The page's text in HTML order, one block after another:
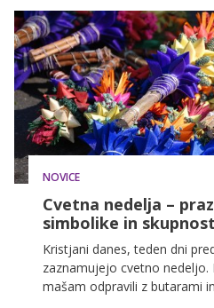
NOVICE
Cvetna nedelja –
simbolike in
Kristjani danes, teden dni
zaznamujejo cvetno
mašam odpravili z butarami